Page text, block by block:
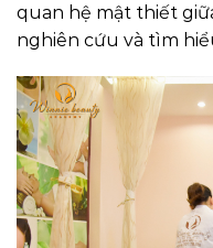
quan hệ mật thiết
nghiên cứu và tìm